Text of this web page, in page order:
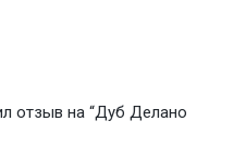
отзыв на “Дуб Делано